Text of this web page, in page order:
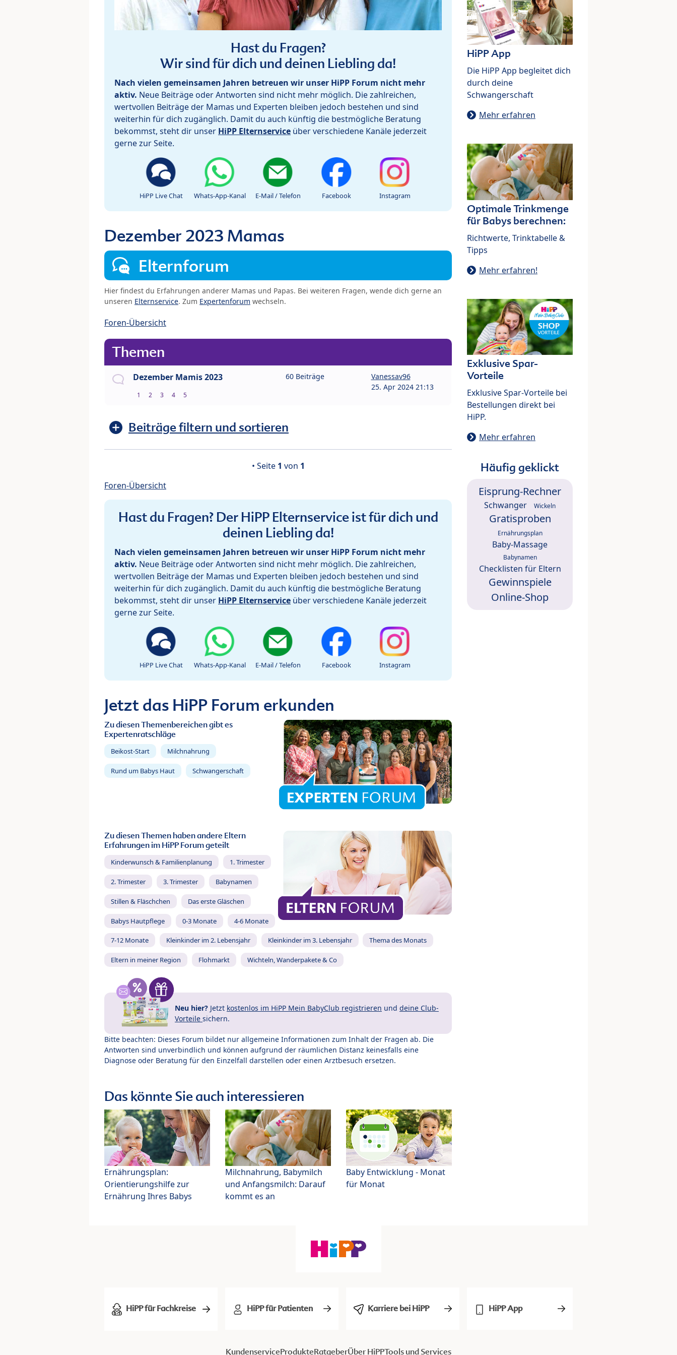
Hast du Fragen?
Wir sind für dich und deinen Liebling da!
Nach vielen gemeinsamen Jahren betreuen wir unser HiPP Forum nicht mehr
aktiv. Neue Beiträge oder Antworten sind nicht mehr möglich. Die zahlreichen,
wertvollen Beiträge der Mamas und Experten bleiben jedoch bestehen und sind
weiterhin für dich zugänglich. Damit du auch künftig die bestmögliche Beratung
bekommst, steht dir unser HiPP Elternservice über verschiedene Kanäle jederzeit
gerne zur Seite.
HiPP Live Chat Whats-App-Kanal E-Mail / Telefon Facebook Instagram
Dezember 2023 Mamas
Elternforum
Hier findest du Erfahrungen anderer Mamas und Papas. Bei weiteren Fragen, wende dich gerne an
unseren Elternservice. Zum Expertenforum wechseln.
Foren-Übersicht
Themen
Dezember Mamis 2023
1 2 3 4 5
60 Beiträge
Vanessav96
25. Apr 2024 21:13
Beiträge filtern und sortieren
• Seite 1 von 1
Foren-Übersicht
Hast du Fragen? Der HiPP Elternservice ist für dich und
deinen Liebling da!
Nach vielen gemeinsamen Jahren betreuen wir unser HiPP Forum nicht mehr
aktiv. Neue Beiträge oder Antworten sind nicht mehr möglich. Die zahlreichen,
wertvollen Beiträge der Mamas und Experten bleiben jedoch bestehen und sind
weiterhin für dich zugänglich. Damit du auch künftig die bestmögliche Beratung
bekommst, steht dir unser HiPP Elternservice über verschiedene Kanäle jederzeit
gerne zur Seite.
HiPP Live Chat Whats-App-Kanal E-Mail / Telefon Facebook Instagram
Jetzt das HiPP Forum erkunden
Zu diesen Themenbereichen gibt es
Expertenratschläge
Beikost-Start Milchnahrung
Rund um Babys Haut Schwangerschaft
Zu diesen Themen haben andere Eltern
Erfahrungen im HiPP Forum geteilt
Kinderwunsch & Familienplanung 1. Trimester
2. Trimester 3. Trimester Babynamen
Stillen & Fläschchen Das erste Gläschen
Babys Hautpflege 0-3 Monate 4-6 Monate
7-12 Monate Kleinkinder im 2. Lebensjahr Kleinkinder im 3. Lebensjahr Thema des Monats
Eltern in meiner Region Flohmarkt Wichteln, Wanderpakete & Co
Neu hier? Jetzt kostenlos im HiPP Mein BabyClub registrieren und deine Club-
Vorteile sichern.
Bitte beachten: Dieses Forum bildet nur allgemeine Informationen zum Inhalt der Fragen ab. Die
Antworten sind unverbindlich und können aufgrund der räumlichen Distanz keinesfalls eine
Diagnose oder Beratung für den Einzelfall darstellen oder einen Arztbesuch ersetzen.
Das könnte Sie auch interessieren
Ernährungsplan:
Orientierungshilfe zur
Ernährung Ihres Babys
Milchnahrung, Babymilch
und Anfangsmilch: Darauf
kommt es an
Baby Entwicklung - Monat
für Monat
HiPP App
Die HiPP App begleitet dich
durch deine
Schwangerschaft
Mehr erfahren
Optimale Trinkmenge
für Babys berechnen:
Richtwerte, Trinktabelle &
Tipps
Mehr erfahren!
Exklusive Spar-
Vorteile
Exklusive Spar-Vorteile bei
Bestellungen direkt bei
HiPP.
Mehr erfahren
Häufig geklickt
Eisprung-Rechner
Schwanger Wickeln
Gratisproben
Ernährungsplan
Baby-Massage
Babynamen
Checklisten für Eltern
Gewinnspiele
Online-Shop
HiPP für Fachkreise HiPP für Patienten Karriere bei HiPP HiPP App
KundenserviceProdukteRatgeberÜber HiPPTools und Services